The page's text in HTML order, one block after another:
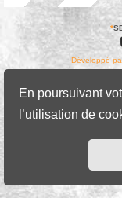
En poursuivant
l’utilisation de
*
Développé